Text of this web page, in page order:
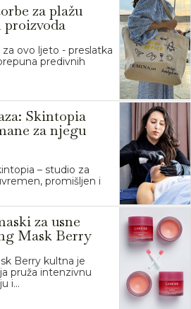
za plažu
ovo ljeto - preslatka
predivnih
Skintopia
za njegu
– studio za
promišljen i
za usne
Mask Berry
Berry kultna je
pruža intenzivnu
i...